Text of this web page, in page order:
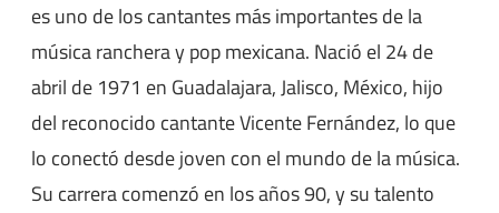
es uno de los cantantes más importantes de la
música ranchera y pop mexicana. Nació el 24 de
abril de 1971 en Guadalajara, Jalisco, México, hijo
del reconocido cantante Vicente Fernández, lo que
lo conectó desde joven con el mundo de la música.
Su carrera comenzó en los años 90, y su talento